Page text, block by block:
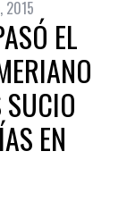
2015
EL
SUCIO
EN